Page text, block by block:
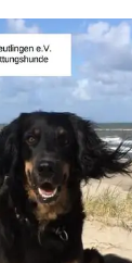
ist.🥺 Bereits
Welpenpfoten
Mit ihrem
zahlreiche
war auch nach
Bärbel war,
gehören
und unsere
liebevollen,